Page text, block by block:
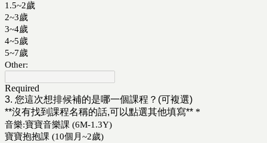
1.5~2歲
2~3歲
3~4歲
4~5歲
5~7歲
Other:
Required
3. 您這次想排候補的是哪一個課程？(可複選)
**沒有找到課程名稱的話,可以點選其他填寫** *
音樂:寶寶音樂課 (6M-1.3Y)
寶寶抱抱課 (10個月~2歲)